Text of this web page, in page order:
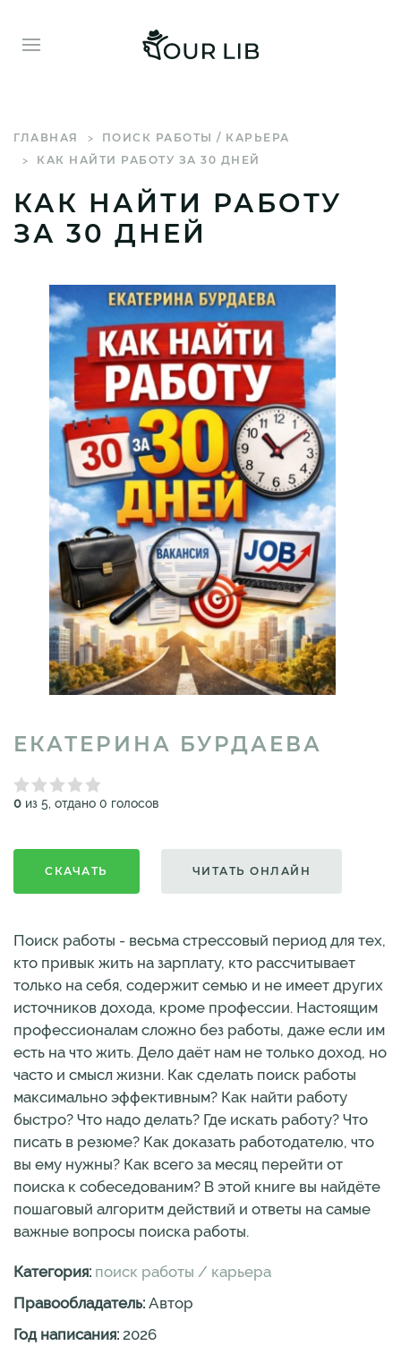
ГЛАВНАЯ
ПОИСК РАБОТЫ / КАРЬЕРА
КАК НАЙТИ РАБОТУ ЗА 30 ДНЕЙ
КАК НАЙТИ РАБОТУ
ЗА 30 ДНЕЙ
ЕКАТЕРИНА БУРДАЕВА
0 из 5, отдано 0 голосов
СКАЧАТЬ ЧИТАТЬ ОНЛАЙН
Поиск работы - весьма стрессовый период для тех,
кто привык жить на зарплату, кто рассчитывает
только на себя, содержит семью и не имеет других
источников дохода, кроме профессии. Настоящим
профессионалам сложно без работы, даже если им
есть на что жить. Дело даёт нам не только доход, но
часто и смысл жизни. Как сделать поиск работы
максимально эффективным? Как найти работу
быстро? Что надо делать? Где искать работу? Что
писать в резюме? Как доказать работодателю, что
вы ему нужны? Как всего за месяц перейти от
поиска к собеседованим? В этой книге вы найдёте
пошаговый алгоритм действий и ответы на самые
важные вопросы поиска работы.
Категория: поиск работы / карьера
Правообладатель: Автор
Год написания: 2026